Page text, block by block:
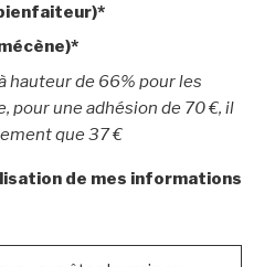
hauteur de 66% pour les
pour une adhésion de 70 €, il
que 37 €
de mes informations